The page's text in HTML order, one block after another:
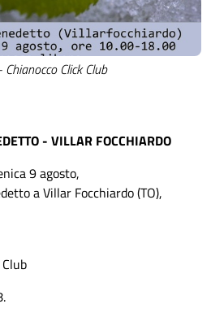
Click Club
- VILLAR FOCCHIARDO
9 agosto,
a Villar Focchiardo (TO),